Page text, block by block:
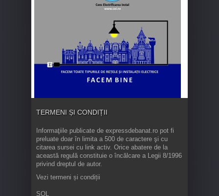
TERMENI ȘI CONDIȚII
Informaţiile publicate de expressdebanat.ro pot fi
preluate doar în limita a 500 de caractere şi cu
citarea sursei cu link activ. Orice abatere de la
această regulă constituie o încălcare a Legii 8/1996
privind dreptul de autor.
Vezi termeni și condiții
SOL